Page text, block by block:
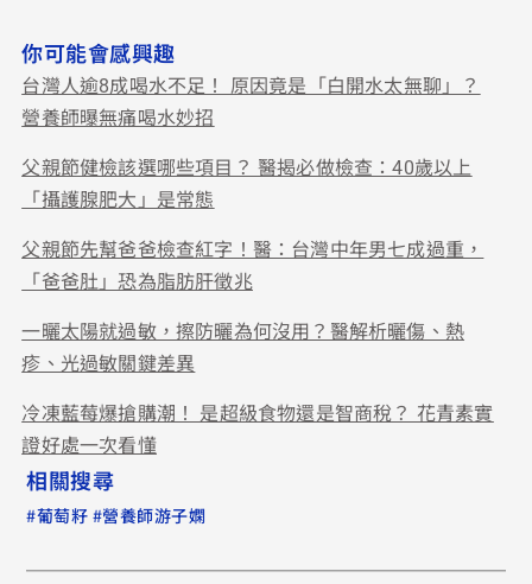
你可能會感興趣
台灣人逾8成喝水不足！ 原因竟是「白開水太無聊」？
營養師曝無痛喝水妙招
父親節健檢該選哪些項目？ 醫揭必做檢查：40歲以上
「攝護腺肥大」是常態
父親節先幫爸爸檢查紅字！醫：台灣中年男七成過重，
「爸爸肚」恐為脂肪肝徵兆
一曬太陽就過敏，擦防曬為何沒用？醫解析曬傷、熱
疹、光過敏關鍵差異
冷凍藍莓爆搶購潮！ 是超級食物還是智商稅？ 花青素實
證好處一次看懂
相關搜尋
#葡萄籽 #營養師游子嫻